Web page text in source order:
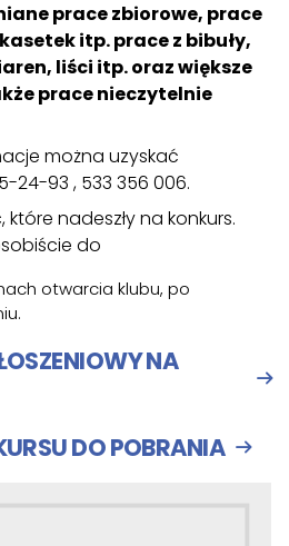
prace zbiorowe, prace
itp. prace z bibuły,
liści itp. oraz większe
prace nieczytelnie
można uzyskać
24-93 , 533 356 006.
które nadeszły na konkurs.
do
otwarcia klubu, po
NA
DO POBRANIA